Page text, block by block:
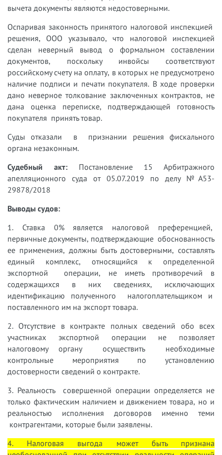
вычета документы являются недостоверными.
Оспаривая законность принятого налоговой инспекцией
решения, ООО указывало, что налоговой инспекцией
сделан неверный вывод о формальном составлении
документов, поскольку инвойсы соответствуют
российскому счету на оплату, в которых не предусмотрено
наличие подписи и печати покупателя. В ходе проверки
дано неверное толкование заключенных контрактов, не
дана оценка переписке, подтверждающей готовность
покупателя принять товар.
Суды отказали в признании решения фискального
органа незаконным.
Судебный акт: Постановление 15 Арбитражного
апелляционного суда от 05.07.2019 по делу №А53-
29878/2018
Выводы судов:
1. Ставка 0% является налоговой преференцией,
первичные документы, подтверждающие обоснованность
ее применения, должны быть достоверными, составлять
единый комплекс, относящийся к определенной
экспортной операции, не иметь противоречий в
содержащихся в них сведениях, исключающих
идентификацию полученного налогоплательщиком и
поставленного им на экспорт товара.
2. Отсутствие в контракте полных сведений обо всех
участниках экспортной операции не позволяет
налоговому органу осуществить необходимые
контрольные мероприятия по установлению
достоверности сведений о контракте.
3. Реальность совершенной операции определяется не
только фактическим наличием и движением товара, но и
реальностью исполнения договоров именно теми
контрагентами, которые были заявлены.
4. Налоговая выгода может быть признана